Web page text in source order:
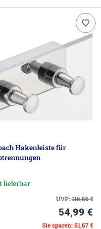
Hakenleiste für
lieferbar
UVP:116,66€
54,99 €
Sie sparen: 61,67 €